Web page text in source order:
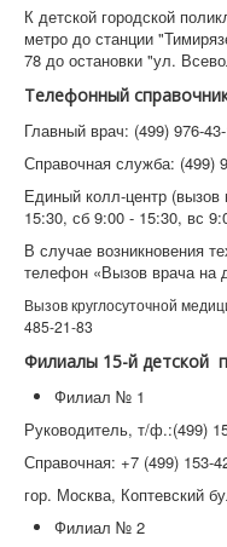
К детской городской
метро до станции
78 до остановки "ул.
Телефонный
Главный врач: (499) 976-
Справочная служба: (499)
Единый колл-центр (вызов
15:30, сб 9:00 - 15:30, вс
В случае возникновения
телефон «Вызов врача на
Вызов круглосуточной
485-21-83
Филиалы 15-й детской
Филиал № 1
Руководитель, т/ф.:(499)
Справочная: +7 (499) 153-
гор. Москва, Коптевский
Филиал № 2